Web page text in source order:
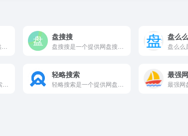
网盘搜索导航是一个提供网盘搜索相关服务的在线网站平台。 一个...
盘搜搜 盘么么
盘58是一个提供网盘搜索相关服务的在线网站平台。 盘58网盘...
轻略搜索 最强